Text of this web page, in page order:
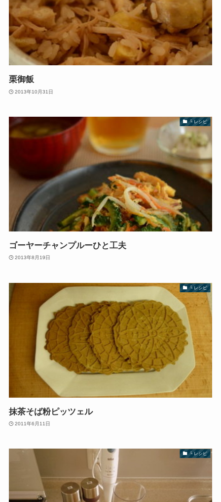
栗御飯
2013年10月31日
└ レシピ
ゴーヤーチャンプルーひと工夫
2013年8月19日
└ レシピ
抹茶そば粉ピッツェル
2011年6月11日
└ レシピ